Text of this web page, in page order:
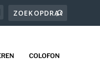
COLOFON